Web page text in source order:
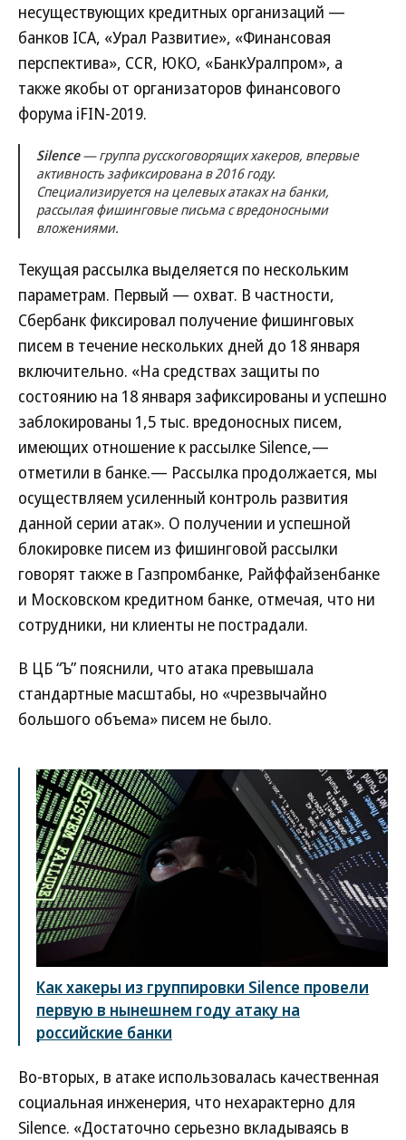
несуществующих кредитных организаций —
банков ICA, «Урал Развитие», «Финансовая
перспектива», CCR, ЮКО, «БанкУралпром», а
также якобы от организаторов финансового
форума iFIN-2019.
Silence— группа русскоговорящих хакеров, впервые
активность зафиксирована в 2016 году.
Специализируется на целевых атаках на банки,
рассылая фишинговые письма с вредоносными
вложениями.
Текущая рассылка выделяется по нескольким
параметрам. Первый — охват. В частности,
Сбербанк фиксировал получение фишинговых
писем в течение нескольких дней до 18 января
включительно. «На средствах защиты по
состоянию на 18 января зафиксированы и успешно
заблокированы 1,5 тыс. вредоносных писем,
имеющих отношение к рассылке Silence,—
отметили в банке.— Рассылка продолжается, мы
осуществляем усиленный контроль развития
данной серии атак». О получении и успешной
блокировке писем из фишинговой рассылки
говорят также в Газпромбанке, Райффайзенбанке
и Московском кредитном банке, отмечая, что ни
сотрудники, ни клиенты не пострадали.
В ЦБ “Ъ” пояснили, что атака превышала
стандартные масштабы, но «чрезвычайно
большого объема» писем не было.
Как хакеры из группировки Silence провели
первую в нынешнем году атаку на
российские банки
Во-вторых, в атаке использовалась качественная
социальная инженерия, что нехарактерно для
Silence. «Достаточно серьезно вкладываясь в